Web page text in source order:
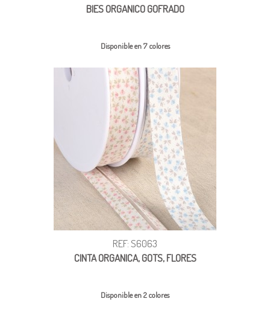
BIES ORGANICO GOFRADO
Disponible en 7 colores
REF: S6063
CINTA ORGANICA, GOTS, FLORES
Disponible en 2 colores